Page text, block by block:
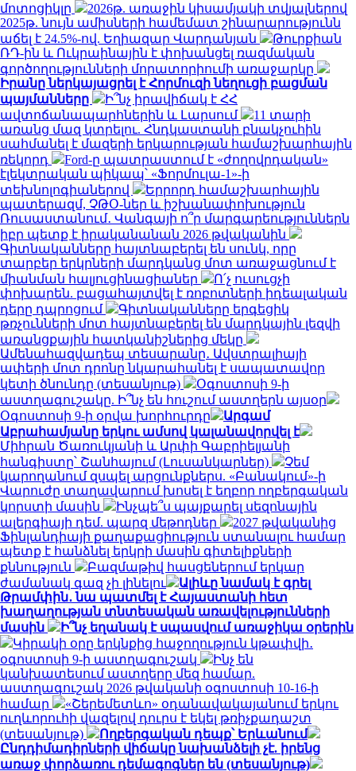
մոտոցիկլը
2026թ. առաջին կիսամյակի տվյալներով
2025թ. նույն ամիսների համեմատ շինարարությունն
աճել է 24.5%-ով. Եղիազար Վարդանյան
Թուրքիան
ՌԴ-ին և Ուկրաինային է փոխանցել ռազմական
գործողությունների մորատորիումի առաջարկը
Իրանը ներկայացրել է Հորմուզի նեղուցի բացման
պայմանները
Ի՞նչ իրավիճակ է ՀՀ
ավտոճանապարհներին և Լարսում
11 տարի
առանց մազ կտրելու. Հնդկաստանի բնակչուհին
սահմանել է մազերի երկարության համաշխարհային
ռեկորդ
Ford-ը պատրաստում է «ժողովրդական»
էլեկտրական պիկապ՝ «Ֆորմուլա-1»-ի
տեխնոլոգիաներով
Երրորդ համաշխարհային
պատերազմ, ՉԹՕ-ներ և իշխանափոխություն
Ռուսաստանում․ Վանգայի ո՞ր մարգարեություններն
իբր պետք է իրականանան 2026 թվականին
Գիտնականները հայտնաբերել են սունկ, որը
տարբեր երկրների մարդկանց մոտ առաջացնում է
միանման հալյուցինացիաներ
Ո՛չ ուսուցչի
փոխարեն. բացահայտվել է ռոբոտների իդեալական
դերը դպրոցում
Գիտնականները երգեցիկ
թռչունների մոտ հայտնաբերել են մարդկային լեզվի
առանցքային հատկանիշներից մեկը
Ամենահազվադեպ տեսարանը․ Ավստրալիայի
ափերի մոտ դրոնը նկարահանել է սապատավոր
կետի ծնունդը (տեսանյութ)
Օգոստոսի 9-ի
աստղագուշակը. Ի՞նչ են հուշում աստղերն այսօր
Օգոստոսի 9-ի օրվա խորհուրդը
Արգամ
Աբրահամյանը երկու ամսով կալանավորվել է
Միհրան Ծառուկյանի և Արփի Գաբրիելյանի
հանգիստը՝ Շանհայում (Լուսանկարներ)
Չեմ
կարողանում զսպել արցունքներս. «Բանակում»-ի
Վարուժը տաղավարում խոսել է եղբոր ողբերգական
կորստի մասին
Ինչպե՞ս պայքարել սեզոնային
ալերգիայի դեմ. պարզ մեթոդներ
2027 թվականից
Ֆինլանդիայի քաղաքացիություն ստանալու համար
պետք է հանձնել երկրի մասին գիտելիքների
քննություն
Բազմաթիվ հասցեներում երկար
ժամանակ գազ չի լինելու
Ալիևը նամակ է գրել
Թրամփին․ նա պատմել է Հայաստանի հետ
խաղաղության տնտեսական առավելությունների
մասին
Ի՞նչ եղանակ է սպասվում առաջիկա օրերին
Կիրակի օրը երկնքից հաջողություն կթափվի․
օգոստոսի 9-ի աստղագուշակ
Ինչ են
կանխատեսում աստղերը մեզ համար.
աստղագուշակ 2026 թվականի օգոստոսի 10-16-ի
համար
«Շերեմետևո» օդանավակայանում երկու
ուղևորուհի վազելով դուրս է եկել թռիչքադաշտ
(տեսանյութ)
Ողբերգական դեպք՝ Երևանում
Ընդդիմադիրների վիճակը նախանձելի չէ. իրենց
առաջ փորձառու դեմագոգներ են (տեսանյութ)